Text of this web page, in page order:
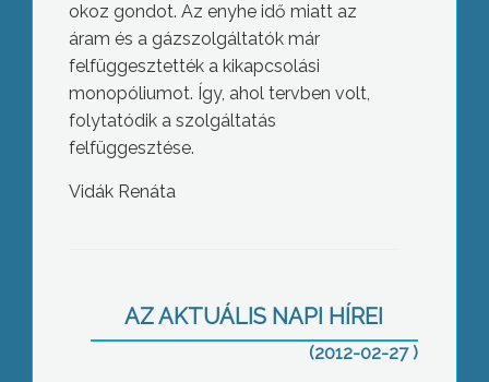
okoz gondot. Az enyhe idő miatt az
áram és a gázszolgáltatók már
felfüggesztették a kikapcsolási
monopóliumot. Így, ahol tervben volt,
folytatódik a szolgáltatás
felfüggesztése.
Vidák Renáta
AZ AKTUÁLIS NAPI HÍREI
(2012-02-27 )